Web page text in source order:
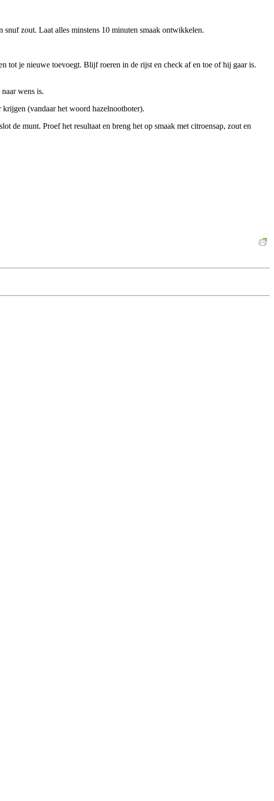
zout. Laat alles minstens 10 minuten smaak ontwikkelen.
tot je nieuwe toevoegt. Blijf roeren in de rijst en check af en toe of hij gaar is.
wens is.
krijgen (vandaar het woord hazelnootboter).
de munt. Proef het resultaat en breng het op smaak met citroensap, zout en